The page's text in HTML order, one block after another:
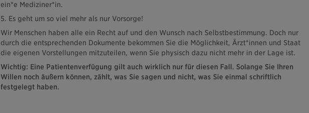
ein*e Mediziner*in.
5. Es geht um so viel mehr als nur Vorsorge!
Wir Menschen haben alle ein Recht auf und den Wunsch nach Selbstbestimmung. Doch nur
durch die entsprechenden Dokumente bekommen Sie die Möglichkeit, Ärzt*innen und Staat
die eigenen Vorstellungen mitzuteilen, wenn Sie physisch dazu nicht mehr in der Lage ist.
Wichtig: Eine Patientenverfügung gilt auch wirklich nur für diesen Fall. Solange Sie Ihren
Willen noch äußern können, zählt, was Sie sagen und nicht, was Sie einmal schriftlich
festgelegt haben.